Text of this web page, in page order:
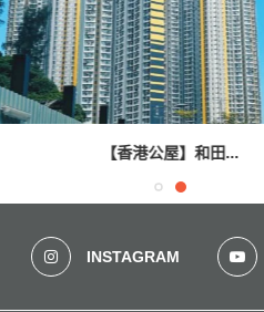
【香港公屋】和田...
INSTAGRAM